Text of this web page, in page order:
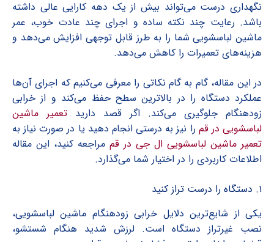
نگهداری درست می‌تواند بیش از یک دهه کارایی عالی داشته
باشد. رعایت چند نکته ساده و اجرای چند عادت خوب، عمر
ماشین لباسشویی شما را به طرز قابل توجهی افزایش می‌دهد و
هزینه‌های تعمیرات را کاهش می‌دهد.
در این مقاله، گام به گام نکاتی را معرفی می‌کنیم که اجرای آن‌ها
عملکرد دستگاه را در بالاترین سطح حفظ می‌کند و از خرابی
زودهنگام جلوگیری می‌کند. اگر قصد دارید تعمیر ماشین
لباسشویی در قم را نیز به درستی انجام دهید یا در صورت نیاز به
تعمیر ماشین لباسشویی ال جی در قم مراجعه کنید، این مقاله
اطلاعات کاربردی را در اختیار شما می‌گذارد.
۱. دستگاه را درست تراز کنید
یکی از شایع‌ترین دلایل خرابی زودهنگام ماشین لباسشویی،
نصب غیرتراز دستگاه است. لرزش شدید هنگام شستشو،